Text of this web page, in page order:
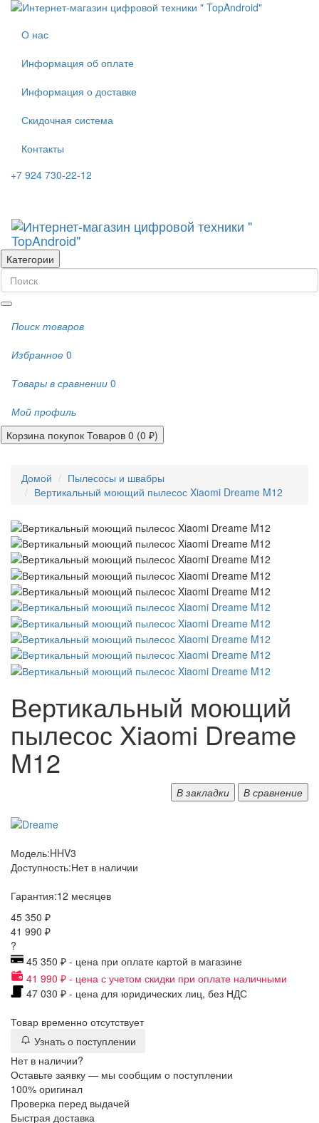
О нас
Информация об оплате
Информация о доставке
Скидочная система
Контакты
+7 924 730-22-12
Категории
Поиск товаров
Избранное 0
Товары в сравнении 0
Мой профиль
Корзина покупок Товаров 0 (0 ₽)
Домой
Пылесосы и швабры
Вертикальный моющий пылесос Xiaomi Dreame M12
Вертикальный моющий
пылесос Xiaomi Dreame
M12
В закладки В сравнение
Модель:HHV3
Доступность:Нет в наличии
Гарантия:12 месяцев
45 350 ₽
41 990 ₽
?
45 350 ₽ - цена при оплате картой в магазине
41 990 ₽ - цена с учетом скидки при оплате наличными
47 030 ₽ - цена для юридических лиц, без НДС
Товар временно отсутствует
Узнать о поступлении
Нет в наличии?
Оставьте заявку — мы сообщим о поступлении
100% оригинал
Проверка перед выдачей
Быстрая доставка